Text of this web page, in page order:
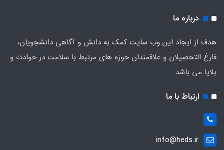
درباره ما
هدف از ایجاد این وب سایت کمک به دانش و آگاهی دانشجویان،
فارغ التحصیلان و علاقمندان حوزه های مرتبط با سلامت در حوادث و
بلایا می باشد.
ارتباط با ما
info@heds.ir